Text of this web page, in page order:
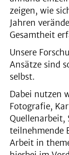
zeigen, wie
Jahren
Gesamtheit
Unsere
Ansätze sind
selbst.
Dabei nutzen
Fotografie,
Quellenarbeit,
teilnehmende
Arbeit in